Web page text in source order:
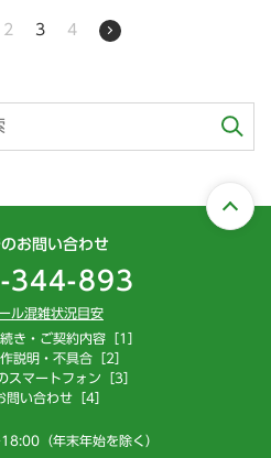
2 3 4
お問い合わせ
344-893
ル混雑状況目安
き・ご契約内容［1］
説明・不具合［2］
スマートフォン［3］
問い合わせ［4］
（年末年始を除く）